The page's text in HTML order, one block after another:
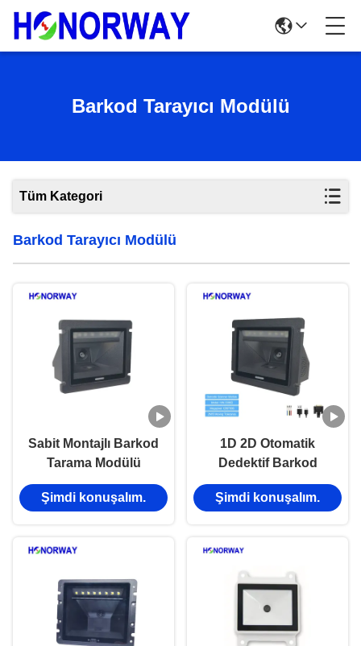
Barkod Tarayıcı Modülü
Tüm Kategori
Barkod Tarayıcı Modülü
Sabit Montajlı Barkod
Tarama Modülü
Konveyör MES İzleme
için Yüksek Tasarımlı
Şimdi konuşalım.
1D 2D Otomatik
Dedektif Barkod
Tarayıcı Modülü
Endüstriyel Sınıf
Şimdi konuşalım.